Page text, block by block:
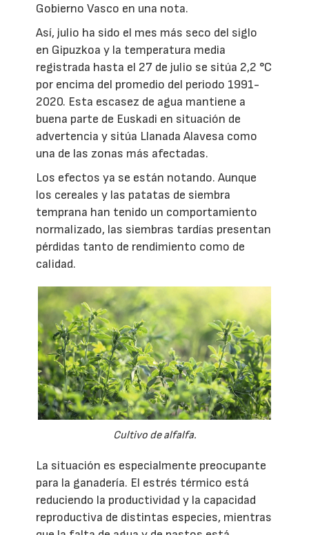
Gobierno Vasco en una nota.
Así, julio ha sido el mes más seco del siglo
en Gipuzkoa y la temperatura media
registrada hasta el 27 de julio se sitúa 2,2 °C
por encima del promedio del periodo 1991-
2020. Esta escasez de agua mantiene a
buena parte de Euskadi en situación de
advertencia y sitúa Llanada Alavesa como
una de las zonas más afectadas.
Los efectos ya se están notando. Aunque
los cereales y las patatas de siembra
temprana han tenido un comportamiento
normalizado, las siembras tardías presentan
pérdidas tanto de rendimiento como de
calidad.
Cultivo de alfalfa.
La situación es especialmente preocupante
para la ganadería. El estrés térmico está
reduciendo la productividad y la capacidad
reproductiva de distintas especies, mientras